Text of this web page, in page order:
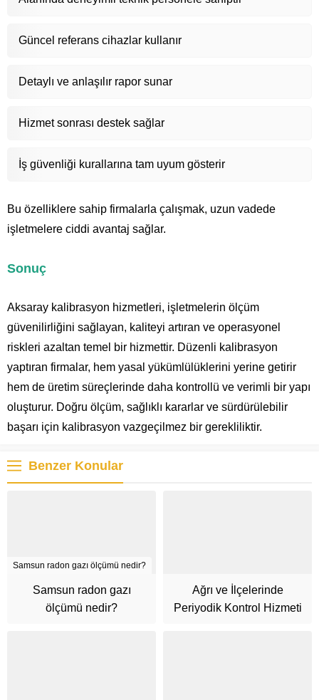
Güncel referans cihazlar kullanır
Detaylı ve anlaşılır rapor sunar
Hizmet sonrası destek sağlar
İş güvenliği kurallarına tam uyum gösterir
Bu özelliklere sahip firmalarla çalışmak, uzun vadede
işletmelere ciddi avantaj sağlar.
Sonuç
Aksaray kalibrasyon hizmetleri, işletmelerin ölçüm
güvenilirliğini sağlayan, kaliteyi artıran ve operasyonel
riskleri azaltan temel bir hizmettir. Düzenli kalibrasyon
yaptıran firmalar, hem yasal yükümlülüklerini yerine getirir
hem de üretim süreçlerinde daha kontrollü ve verimli bir yapı
oluşturur. Doğru ölçüm, sağlıklı kararlar ve sürdürülebilir
başarı için kalibrasyon vazgeçilmez bir gerekliliktir.
Benzer Konular
Samsun radon gazı ölçümü nedir?
Samsun radon gazı
ölçümü nedir?
Ağrı ve İlçelerinde
Periyodik Kontrol Hizmeti